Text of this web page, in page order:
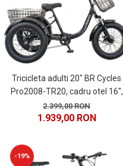
Tricicleta adulti 20" BR Cycles
Pro2008-TR20, cadru otel 16",
frane disc, 7 viteze, negru
2.399,00 RON
1.939,00 RON
-19%